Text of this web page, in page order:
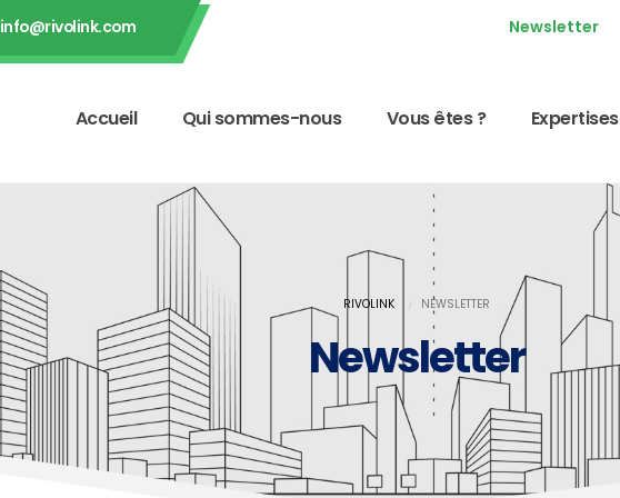
info@rivolink.com Newsletter
Accueil Qui sommes-nous Vous êtes ? Expertises
Newsletter
RIVOLINK NEWSLETTER